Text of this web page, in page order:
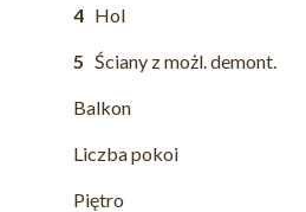
4 Hol
5 Ściany z możl. demont.
Balkon
Liczba pokoi
Piętro